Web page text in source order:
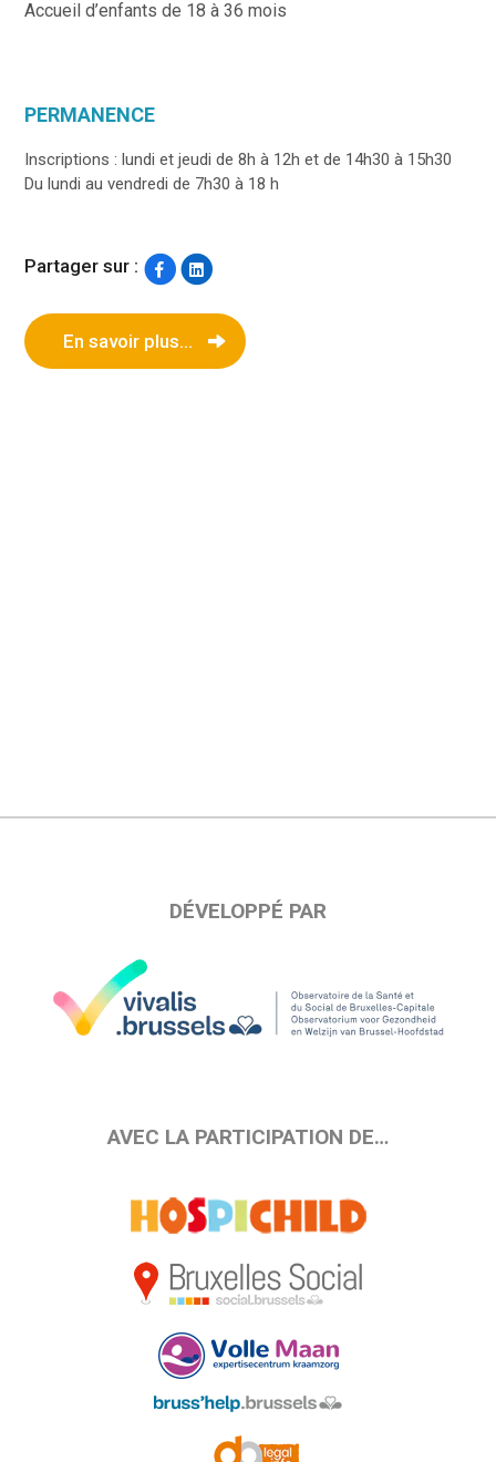
Accueil d’enfants de 18 à 36 mois
PERMANENCE
Inscriptions : lundi et jeudi de 8h à 12h et de 14h30 à 15h30
Du lundi au vendredi de 7h30 à 18 h
Partager sur :
En savoir plus...
DÉVELOPPÉ PAR
AVEC LA PARTICIPATION DE…